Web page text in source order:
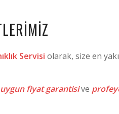
Servisi olarak, size en
fiyat garantisive